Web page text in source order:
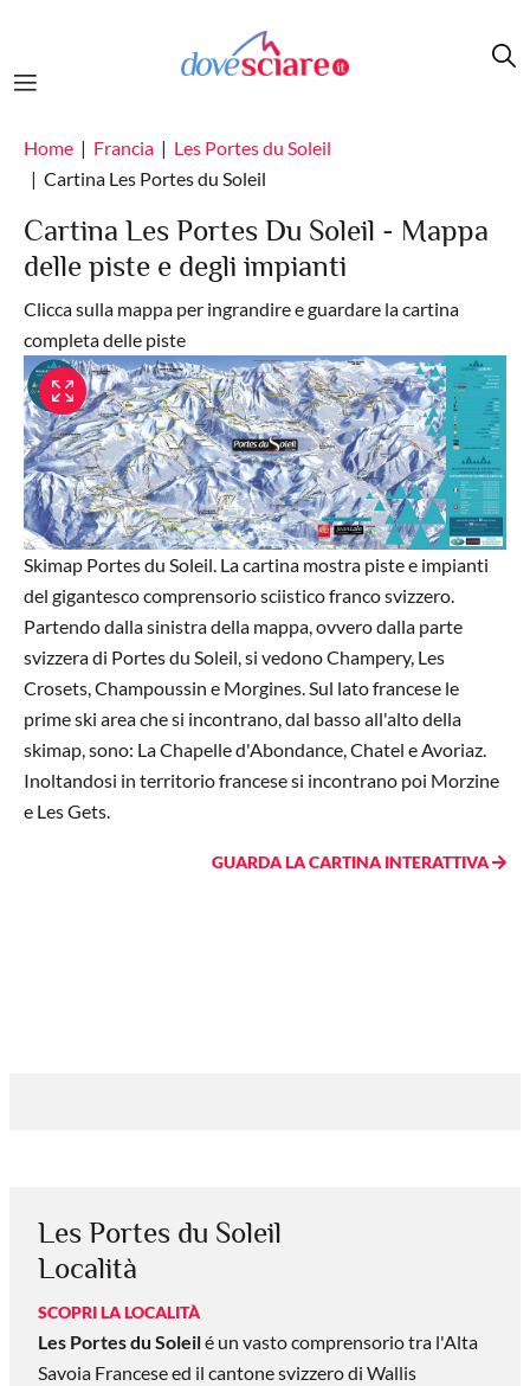
Home Francia
Les Portes du Soleil
Cartina Les Portes du Soleil
Cartina Les Portes Du Soleil - Mappa
delle piste e degli impianti
Clicca sulla mappa per ingrandire e guardare la cartina
completa delle piste
Skimap Portes du Soleil. La cartina mostra piste e impianti
del gigantesco comprensorio sciistico franco svizzero.
Partendo dalla sinistra della mappa, ovvero dalla parte
svizzera di Portes du Soleil, si vedono Champery, Les
Crosets, Champoussin e Morgines. Sul lato francese le
prime ski area che si incontrano, dal basso all'alto della
skimap, sono: La Chapelle d'Abondance, Chatel e Avoriaz.
Inoltandosi in territorio francese si incontrano poi Morzine
e Les Gets.
GUARDA LA CARTINA INTERATTIVA
Les Portes du Soleil
Località
SCOPRI LA LOCALITÀ
Les Portes du Soleilé un vasto comprensorio tra l'Alta
Savoia Francese ed il cantone svizzero di Wallis